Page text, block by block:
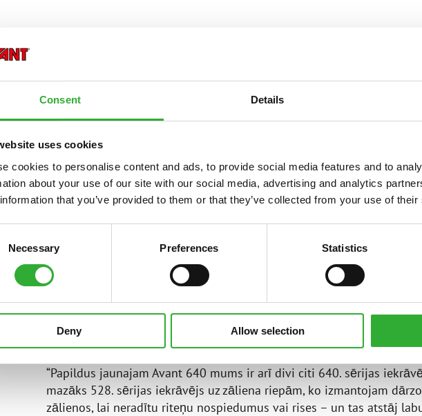
Consent Details
uses cookies
cookies to personalise content and ads, to provide social media features and to
about your use of our site with our social media, advertising and analytics
that you’ve provided to them or that they’ve collected from your use of
Necessary Preferences Statistics
Deny Allow selection
Savas karjeras sākumā Adrians Smits specializējās zemes kopšanā un
aprīkojumu no mājputnu nojumēm ar kompaktu traktoru ar palešu
aizmugurē, viņš saprata, ka tā nav šādam darbam ideāli piemērota
“Kad biju redzējis Avant darbībā, nodomāju, ka tā potenciāli varētu
Pēc Avant mašīnu iegādes Adrians sāka tās arvien vairāk izmantot ne
mājputnu saimniecībās, bet arī zemes darbu veikšanā, kā arī koku un
apgriešanā. Avant iekrāvēji ir pierādījuši savu daudzveidību,
neskaitāmajām palīgierīcēm, tādām kā sakņu satvērējs, padeves
palešu dakša, pļaujmašīnas, slotas un kausi.
“Papildus jaunajam Avant 640 mums ir arī divi citi 640. sērijas
mazāks 528. sērijas iekrāvējs uz zāliena riepām, ko izmantojam
zālienos, lai neradītu riteņu nospiedumus vai rises – un tas atstāj